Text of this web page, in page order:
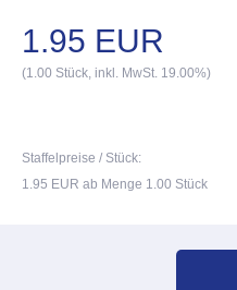
1.95 EUR
(1.00 Stück, inkl. MwSt. 19.00%)
Staffelpreise / Stück:
1.95 EUR ab Menge 1.00 Stück